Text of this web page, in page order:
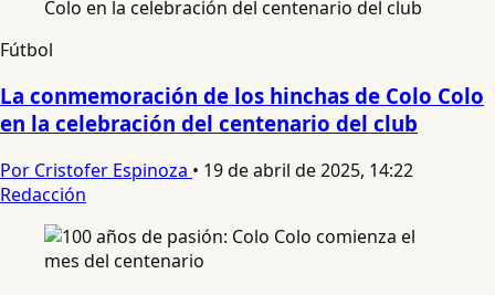
Fútbol
La conmemoración de los hinchas de Colo Colo
en la celebración del centenario del club
Por Cristofer Espinoza • 19 de abril de 2025, 14:22
Redacción